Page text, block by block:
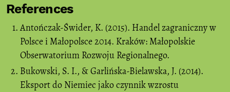
References
Antończak-Świder, K. (2015). Handel zagraniczny w
Polsce i Małopolsce 2014. Kraków: Małopolskie
Obserwatorium Rozwoju Regionalnego.
Bukowski, S. I., & Garlińska-Bielawska, J. (2014).
Eksport do Niemiec jako czynnik wzrostu